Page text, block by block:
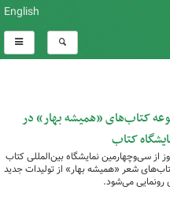
English
کتاب‌های «همیشه بهار» در
کتاب
از سی‌وچهارمین نمایشگاه بین‌المللی کتاب
شعر «همیشه بهار» از تولیدات جدید
رونمایی می‌شود.